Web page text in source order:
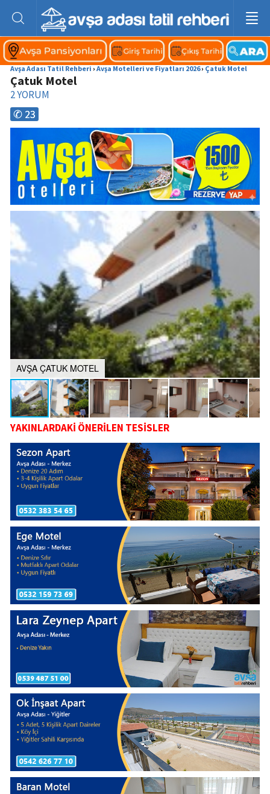
Avşa Adası Tatil Rehberi › Avşa Motelleri ve Fiyatları 2026 › Çatuk Motel
Çatuk Motel
2YORUM
✆ 23
AVŞA ÇATUK MOTEL
YAKINLARDAKİ ÖNERİLEN TESİSLER